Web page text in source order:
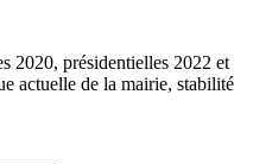
2020, présidentielles 2022 et
actuelle de la mairie, stabilité